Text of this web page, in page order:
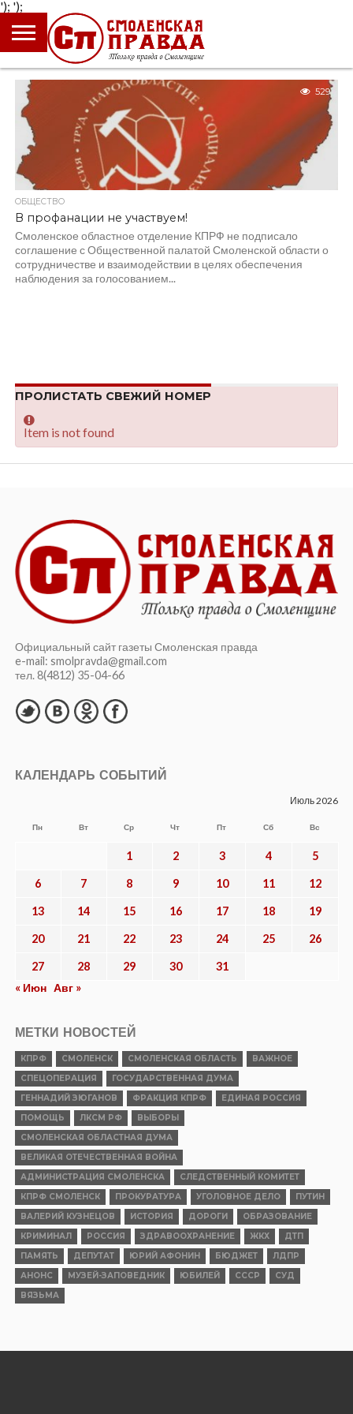
');
ГЛАВНАЯ
НОВОСТИ
ПРОИСШЕСТВИЯ
ПОЛИТИКА
КУЛЬТУРА
ЭКОНОМИКА
ОБЩЕСТВО
БЛОГИ
529
ОБЩЕСТВО
В профанации не участвуем!
Смоленское областное отделение КПРФ не подписало
соглашение с Общественной палатой Смоленской области о
сотрудничестве и взаимодействии в целях обеспечения
наблюдения за голосованием...
ПРОЛИСТАТЬ СВЕЖИЙ НОМЕР
Item is not found
Официальный сайт газеты Смоленская правда
e-mail: smolpravda@gmail.com
тел. 8(4812) 35-04-66
КАЛЕНДАРЬ СОБЫТИЙ
Июль 2026
Пн Вт Ср Чт Пт Сб Вс
1 2 3 4 5
6 7 8 9 10 11 12
13 14 15 16 17 18 19
20 21 22 23 24 25 26
27 28 29 30
31
« Июн Авг »
МЕТКИ НОВОСТЕЙ
КПРФ СМОЛЕНСК СМОЛЕНСКАЯ ОБЛАСТЬ
ВАЖНОЕ
СПЕЦОПЕРАЦИЯ
ГОСУДАРСТВЕННАЯ ДУМА
ГЕННАДИЙ ЗЮГАНОВ
ФРАКЦИЯ КПРФ
ЕДИНАЯ РОССИЯ
ПОМОЩЬ
ЛКСМ РФ
ВЫБОРЫ
СМОЛЕНСКАЯ ОБЛАСТНАЯ ДУМА
ВЕЛИКАЯ ОТЕЧЕСТВЕННАЯ ВОЙНА
АДМИНИСТРАЦИЯ СМОЛЕНСКА
СЛЕДСТВЕННЫЙ КОМИТЕТ
КПРФ СМОЛЕНСК
ПРОКУРАТУРА УГОЛОВНОЕ ДЕЛО
ПУТИН
ВАЛЕРИЙ КУЗНЕЦОВ
ИСТОРИЯ ДОРОГИ
ОБРАЗОВАНИЕ
КРИМИНАЛ
РОССИЯ ЗДРАВООХРАНЕНИЕ ЖКХ
ДТП
ПАМЯТЬ
ДЕПУТАТ ЮРИЙ АФОНИН БЮДЖЕТ
ЛДПР
АНОНС
МУЗЕЙ-ЗАПОВЕДНИК ЮБИЛЕЙ СССР
СУД
ВЯЗЬМА
');